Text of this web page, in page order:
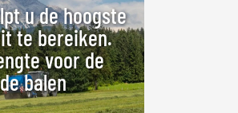
u de hoogste
te bereiken.
voor de
balen